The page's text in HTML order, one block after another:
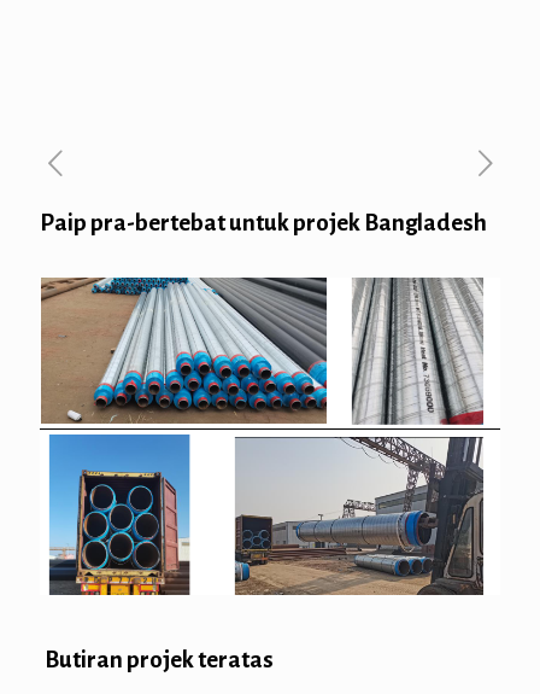
Paip pra-bertebat untuk projek Bangladesh
Butiran projek teratas